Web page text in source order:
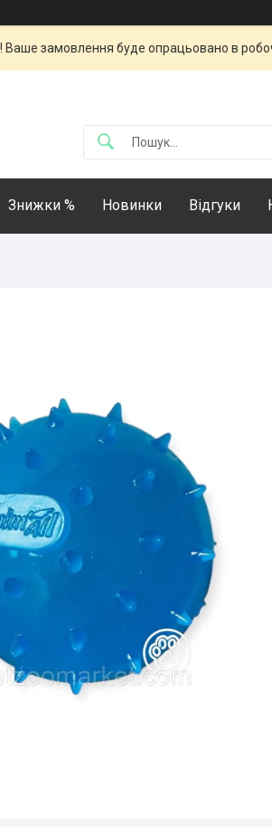
замовлення буде опрацьовано в
Знижки % Новинки Відгуки